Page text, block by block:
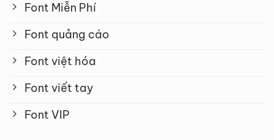
Font Miễn Phí
Font quảng cáo
Font việt hóa
Font viết tay
Font VIP